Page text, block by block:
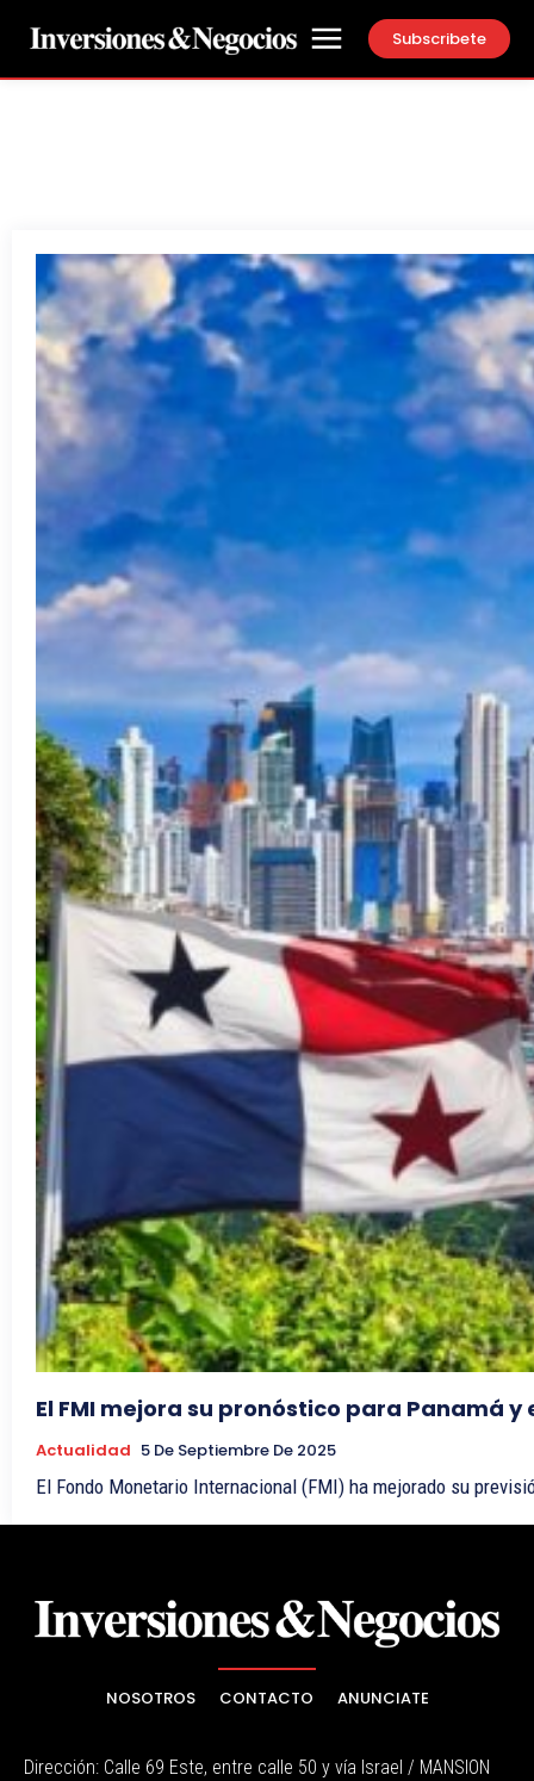
Subscribete
El FMI mejora su pronóstico para Panamá
Actualidad 5 De Septiembre De 2025
El Fondo Monetario Internacional (FMI) ha mejorado su
NOSOTROS CONTACTO ANUNCIATE
Dirección: Calle 69 Este, entre calle 50 y vía Israel / MANSION